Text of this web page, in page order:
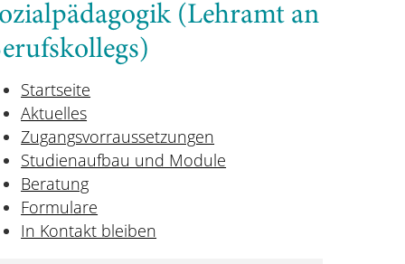
(Lehramt an
Startseite
Aktuelles
Zugangsvorraussetzungen
Studienaufbau und Module
Beratung
Formulare
In Kontakt bleiben